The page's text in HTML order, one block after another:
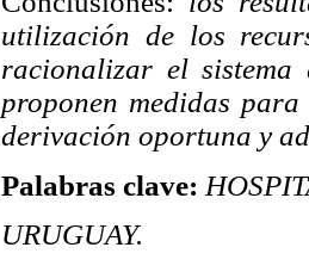
utilización de los
racionalizar el sistema
proponen medidas
derivación oportuna y
Palabras clave:
URUGUAY.